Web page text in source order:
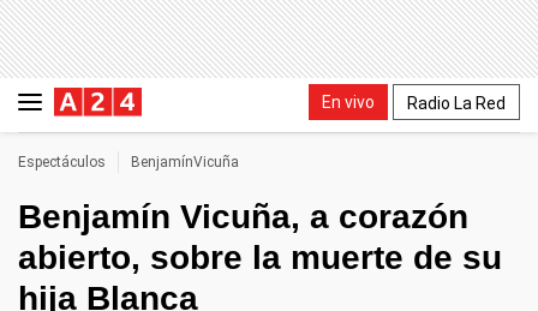
En vivo Radio La Red
Espectáculos BenjamínVicuña
Benjamín Vicuña, a corazón
abierto, sobre la muerte de su
hija Blanca